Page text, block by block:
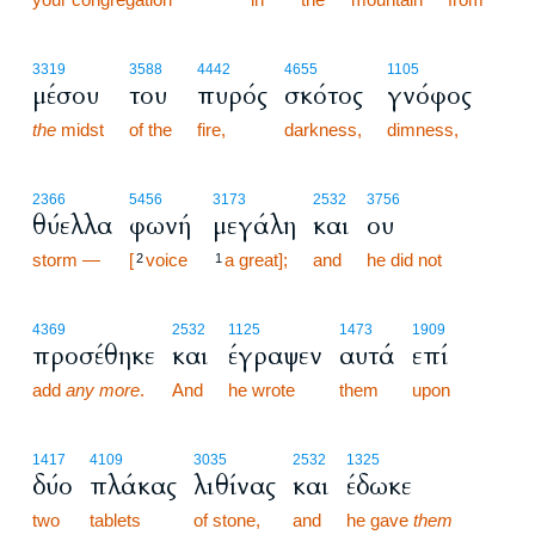
3319
μέσου
the midst
3588
του
of the
4442
πυρός
fire,
4655
σκότος
darkness,
1105
γνόφος
dimness,
2366
θύελλα
storm —
5456
φωνή
[2voice
3173
μεγάλη
1 a great];
2532
και
and
3756
ου
he did not
4369
προσέθηκε
add any more.
2532
και
And
1125
έγραψεν
he wrote
1473
αυτά
them
1909
επί
upon
1417
δύο
two
4109
πλάκας
tablets
3035
λιθίνας
of stone,
2532
και
and
1325
έδωκε
he gave them